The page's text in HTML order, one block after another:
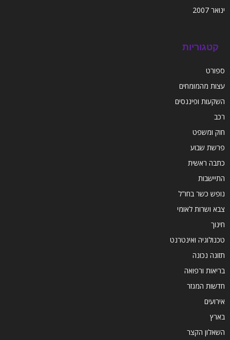
ינואר 2007
קטגוריות
ספורט
עצות מהמומחים
השקעות ופיננסים
רכב
חוק ומשפט
פרשת שבוע
כתבה ראשית
התיישבות
נופש כשר בחו"ל
צבא ושרות לאומי
חינוך
טכנולוגיה ואינטרנט
תזונה נכונה
בריאות ורפואה
חדשות המגזר
אירועים
בארץ
השאלון הקצר